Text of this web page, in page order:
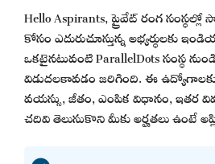
Hello Aspirants, ప్రైవేట్ రంగ
కోసం ఎదురుచూస్తున్న అభ్యర్థులకు
ఒకటైనటువంటి ParallelDots సంస్థ
విడుదలకావడం జరిగింది. ఈ ఉద్యోగాలకు
వయస్సు, జీతం, ఎంపిక విధానం, ఇతర
చదివి తెలుసుకొని మీకు అర్హతలు ఉంటే